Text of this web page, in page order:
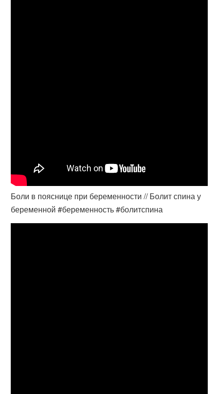
Боли в пояснице при беременности // Болит спина у
беременной #беременность #болитспина